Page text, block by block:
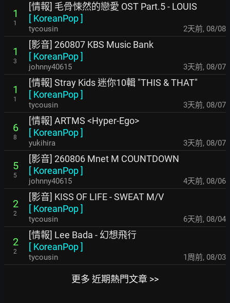
1
1
[情報] 毛骨悚然的戀愛 OST Part.5 - LOUIS
[ KoreanPop]
tycousin 2天前, 08/08
1
3
[影音] 260807 KBS Music Bank
[ KoreanPop]
johnny40615 3天前, 08/07
1
1
[情報] Stray Kids 迷你10輯 "THIS & THAT"
[ KoreanPop]
tycousin 3天前, 08/07
6
8
[情報] ARTMS <Hyper-Ego>
[ KoreanPop]
yukihira 3天前, 08/07
5
5
[影音] 260806 Mnet M COUNTDOWN
[ KoreanPop]
johnny40615 4天前, 08/06
2
2
[影音] KISS OF LIFE - SWEAT M/V
[ KoreanPop]
tycousin 6天前, 08/04
2
2
[情報] Lee Bada - 幻想飛行
[ KoreanPop]
tycousin 1周前, 08/03
更多 近期熱門文章 >>